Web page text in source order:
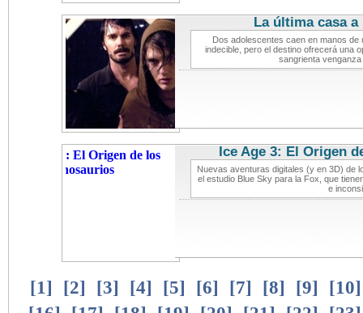
La última casa
Dos adolescentes caen en manos
indecible, pero el destino ofrecerá una
sangrienta
Ice Age 3: El Origen
Nuevas aventuras digitales (y en 3D) de
el estudio Blue Sky para la Fox, que
e
[1] [2] [3] [4] [5] [6] [7] [8] [9] [10